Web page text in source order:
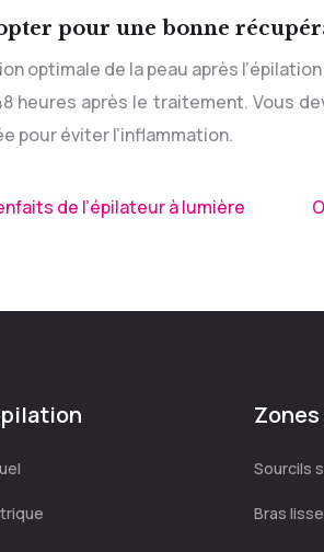
pour une bonne
optimale de la peau après
heures après le traitement. Vous
pour éviter l’inflammation.
de l’épilateur à lumière
Sourcils
Bras